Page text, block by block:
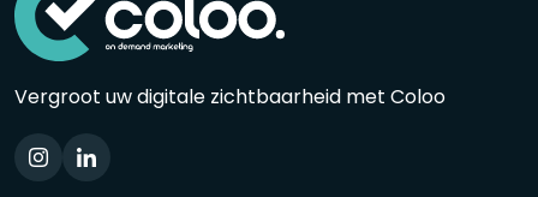
Vergroot uw digitale zichtbaarheid met Coloo